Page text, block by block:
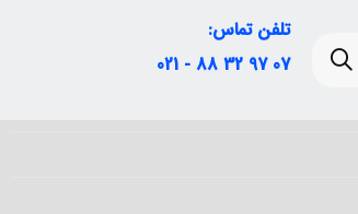
تلفن تماس:
07 97 32 88 - 021